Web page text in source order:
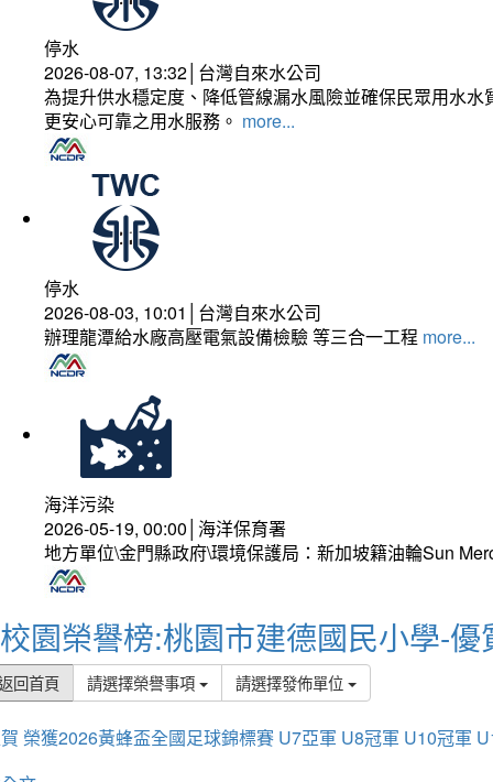
停水
2026-08-07, 13:32│台灣自來水公司
為提升供水穩定度、降低管線漏水風險並確保民眾用水
更安心可靠之用水服務。 more...
停水
2026-08-03, 10:01│台灣自來水公司
辦理龍潭給水廠高壓電氣設備檢驗 等三合一工程 more...
海洋污染
2026-05-19, 00:00│海洋保育署
地方單位\金門縣政府\環境保護局：新加坡籍油輪Sun
校園榮譽榜:桃園市建德國民小學-優
回首頁 請選擇榮譽事項 請選擇發佈單位
榮獲2026黃蜂盃全國足球錦標賽 U7亞軍 U8冠軍 U10冠軍